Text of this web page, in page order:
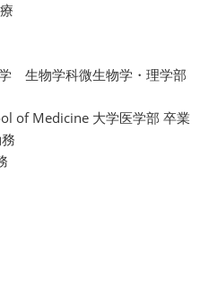
生物学科微生物学・理学部
of Medicine 大学医学部 卒業